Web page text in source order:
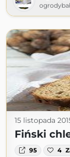
15 listopada
Fiński
95 4